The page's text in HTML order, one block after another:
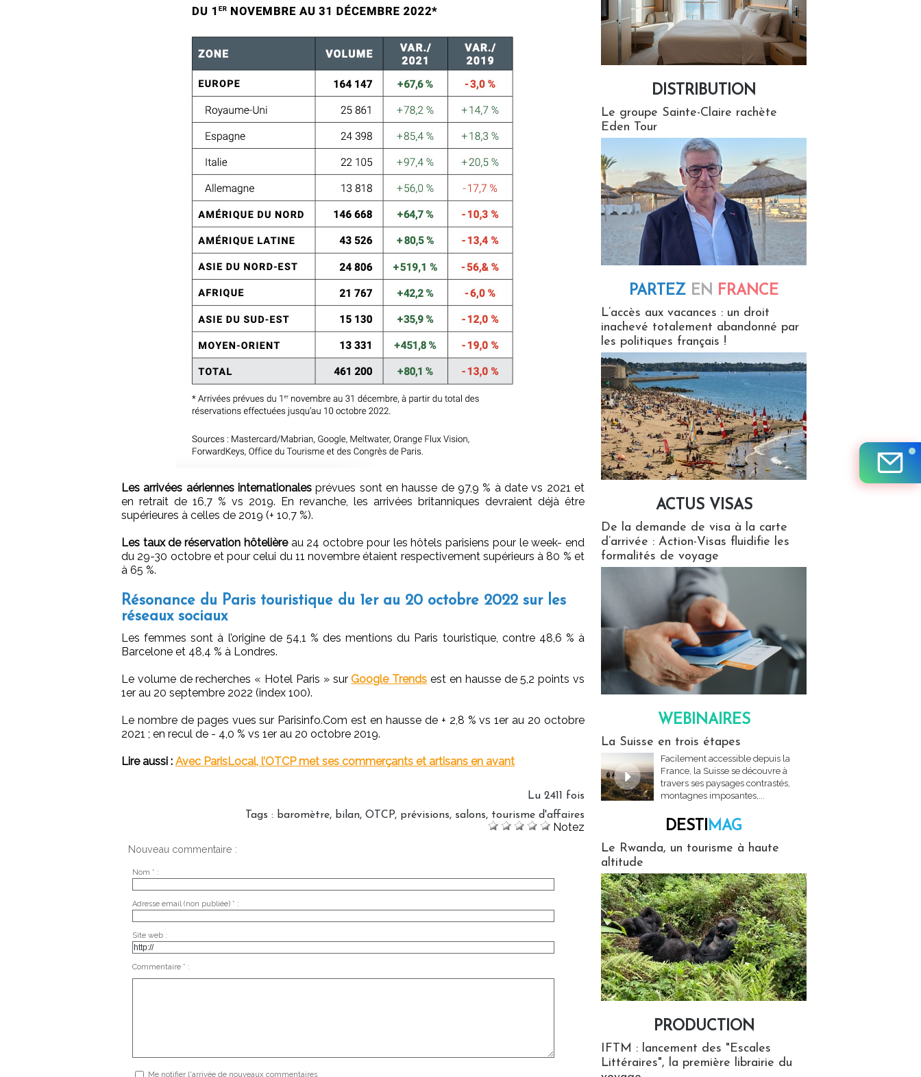
Les arrivées aériennes internationales prévues sont en hausse de 97,9 % à date vs 2021 et
en retrait de 16,7 % vs 2019. En revanche, les arrivées britanniques devraient déjà être
supérieures à celles de 2019 (+ 10,7 %).
Les taux de réservation hôtelièreau 24 octobre pour les hôtels parisiens pour le week- end
du 29-30 octobre et pour celui du 11 novembre étaient respectivement supérieurs à 80 % et
à 65 %.
Résonance du Paris touristique du 1er au 20 octobre 2022 sur les
réseaux sociaux
Les femmes sont à l’origine de 54,1 % des mentions du Paris touristique, contre 48,6 % à
Barcelone et 48,4 % à Londres.
Le volume de recherches « Hotel Paris » surGoogle Trends est en hausse de 5,2 points vs
1er au 20 septembre 2022 (index 100).
Le nombre de pages vues sur Parisinfo.Com est en hausse de + 2,8 % vs 1er au 20 octobre
2021 ; en recul de - 4,0 % vs 1er au 20 octobre 2019.
Lire aussi : Avec ParisLocal, l’OTCP met ses commerçants et artisans en avant
Lu 2411 fois
Tags : baromètre, bilan, OTCP, prévisions, salons, tourisme d'affaires
Notez
Nouveau commentaire :
Nom * :
Adresse email (non publiée) * :
Site web :
Commentaire * :
Me notifier l'arrivée de nouveaux commentaires
DISTRIBUTION
Le groupe Sainte-Claire rachète
Eden Tour
PARTEZ EN FRANCE
L’accès aux vacances : un droit
inachevé totalement abandonné par
les politiques français !
ACTUS VISAS
De la demande de visa à la carte
d’arrivée : Action-Visas fluidifie les
formalités de voyage
WEBINAIRES
La Suisse en trois étapes
Facilement accessible depuis la
France, la Suisse se découvre à
travers ses paysages contrastés,
montagnes imposantes,...
DESTIMAG
Le Rwanda, un tourisme à haute
altitude
PRODUCTION
IFTM : lancement des "Escales
Littéraires", la première librairie du